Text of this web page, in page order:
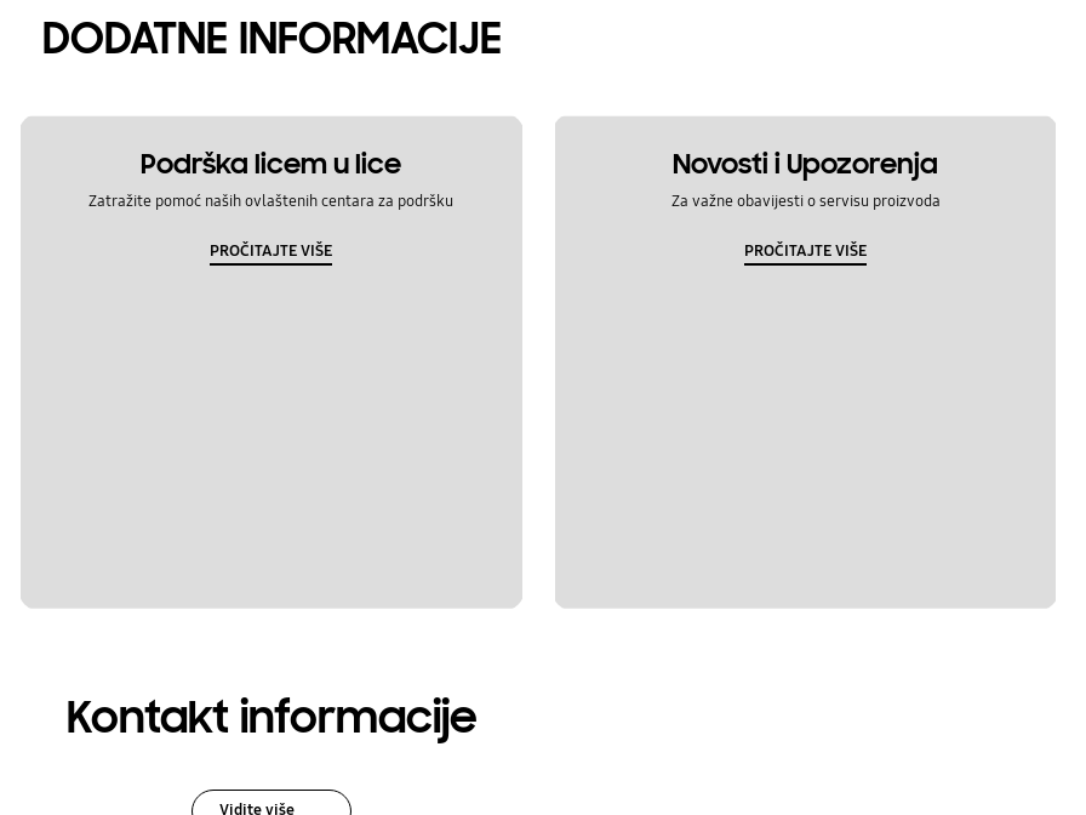
DODATNE INFORMACIJE
Podrška licem u lice
Zatražite pomoć naših ovlaštenih centara za podršku
PROČITAJTE VIŠE
Novosti i Upozorenja
Za važne obavijesti o servisu proizvoda
PROČITAJTE VIŠE
Kontakt informacije
Vidite više